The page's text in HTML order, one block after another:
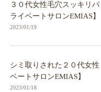
３０代女性毛穴スッキリ
ライベートサロンEMIAS】
2023/01/19
シミ取りされた２０代女
ベートサロンEMIAS】
2023/01/18